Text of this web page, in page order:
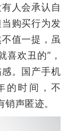
人会承认自
购买行为发
值一提，虽
喜欢丑的”，
。国产手机
的时间，不
声匿迹。